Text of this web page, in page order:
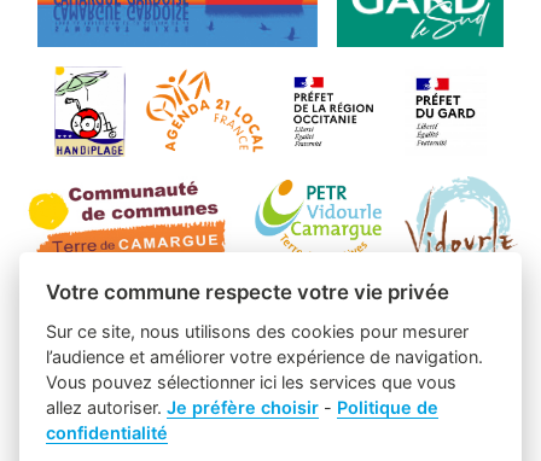
Votre commune respecte votre vie privée
Sur ce site, nous utilisons des cookies pour mesurer
l’audience et améliorer votre expérience de navigation.
Vous pouvez sélectionner ici les services que vous
allez autoriser.Je préfère choisir - Politique de
confidentialité